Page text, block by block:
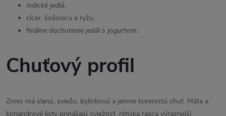
indické jedlá,
cícer, šošovicu a ryžu,
finálne dochutenie jedál s jogurtom.
Chuťový profil
Zmes má slanú, sviežu, bylinkovú a jemne korenistú chuť. Mäta a
koriandrové listy prinášajú sviežosť, rímska rasca výraznejší